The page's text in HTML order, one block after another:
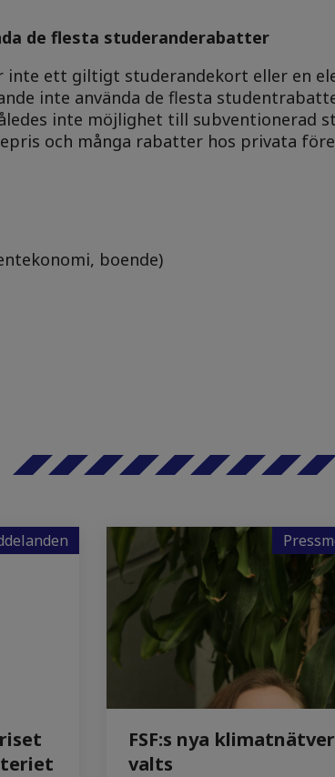
de flesta studeranderabatter
inte ett giltigt studerandekort eller en
inte använda de flesta
inte möjlighet till subventionerad
och många rabatter hos privata
boende)
FSF:s nya
valts